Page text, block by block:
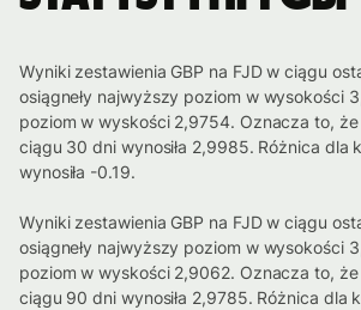
Wyniki zestawienia GBP na FJD w ciągu
osiągneły najwyższy poziom w wysokości
poziom w wyskości 2,9754. Oznacza to,
ciągu 30 dni wynosiła 2,9985. Różnica dla
wynosiła -0.19.
Wyniki zestawienia GBP na FJD w ciągu
osiągneły najwyższy poziom w wysokości
poziom w wyskości 2,9062. Oznacza to,
ciągu 90 dni wynosiła 2,9785. Różnica dla